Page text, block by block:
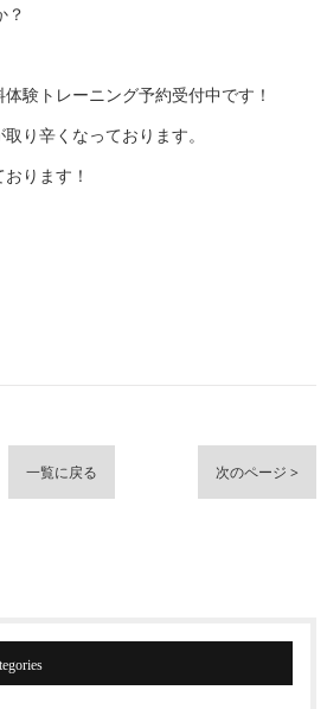
？
験トレーニング予約受付中です！
り辛くなっております。
ります！
一覧に戻る 次のページ >